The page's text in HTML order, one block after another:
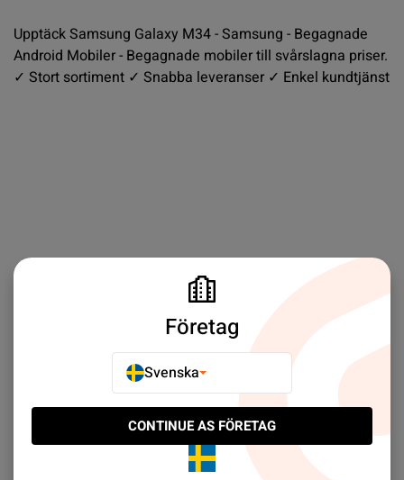
Upptäck Samsung Galaxy M34 - Samsung - Begagnade
Android Mobiler - Begagnade mobiler till svårslagna priser.
✓ Stort sortiment ✓ Snabba leveranser ✓ Enkel kundtjänst
Företag
Svenska
CONTINUE AS FÖRETAG